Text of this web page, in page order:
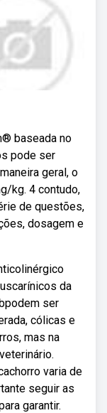
baseada no
pode ser
geral, o
kg. 4 contudo,
de questões,
dosagem e
da
ser
cólicas e
mas na
varia de
seguir as
garantir.